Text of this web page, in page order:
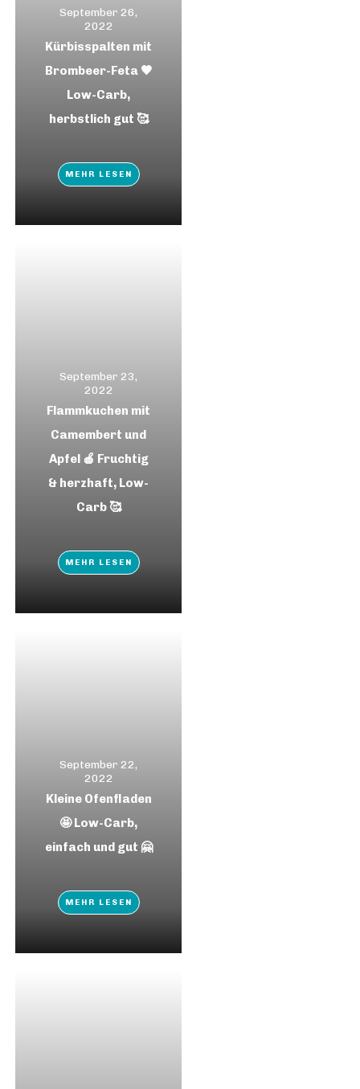
September 26,
2022
Kürbisspalten mit
Brombeer-Feta 🧡
Low-Carb,
herbstlich gut 🥰
MEHR LESEN
September 23,
2022
Flammkuchen mit
Camembert und
Apfel 🍎 Fruchtig
& herzhaft, Low-
Carb 🥰
MEHR LESEN
September 22,
2022
Kleine Ofenfladen
🤩 Low-Carb,
einfach und gut 🤗
MEHR LESEN